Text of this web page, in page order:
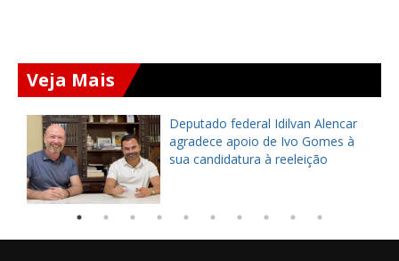
Veja Mais
Deputado federal Idilvan Alencar
agradece apoio de Ivo Gomes à
sua candidatura à reeleição